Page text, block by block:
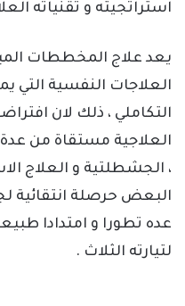
استراتجيته و تقنياته
يعد علاج المخططات
العلاجات النفسية التي
التكاملي ، ذلك لان
العلاجية مستقاة من عدة
، الجشطلتية و العلاج
البعض حرصلة انتقائية
عده تطورا و امتدادا
لتيارته الثلاث .